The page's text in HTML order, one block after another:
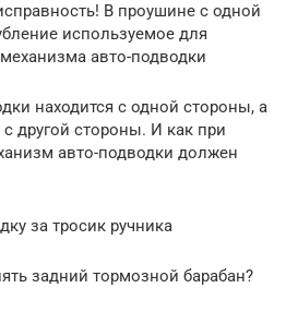
В проушине с одной
используемое для
авто-подводки
находится с одной стороны, а
другой стороны. И как при
авто-подводки должен
за тросик ручника
задний тормозной барабан?